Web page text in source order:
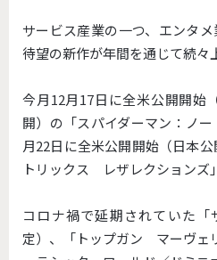
サービス産業の一つ、エンタ
待望の新作が年間を通じて続々
今月12月17日に全米公開開始
開）の「スパイダーマン：ノ
月22日に全米公開開始（日本
トリックス レザレクションズ
コロナ禍で延期されていた
定）、「トップガン マーヴェ